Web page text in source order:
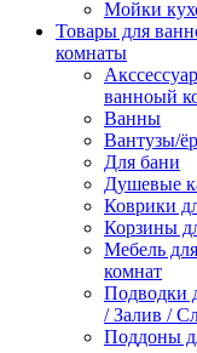
Мойки
Товары для
комнаты
ванноый
Ванны
Вантузы/
Для бани
Душевые
Коврики
Корзины
Мебель
комнат
Подводки
/ Залив /
Поддоны